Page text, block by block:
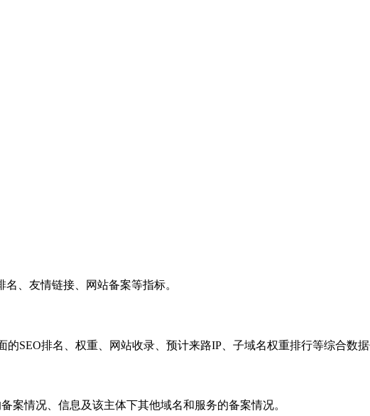
、友情链接、网站备案等指标。
SEO排名、权重、网站收录、预计来路IP、子域名权重排行等综合数据
案情况、信息及该主体下其他域名和服务的备案情况。